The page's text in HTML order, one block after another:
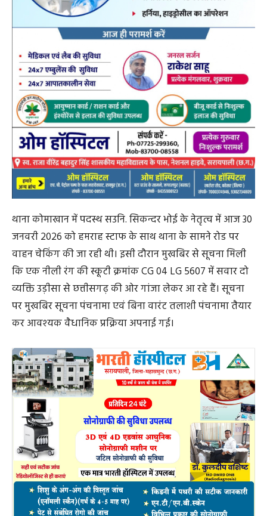
थाना कोमाखान में पदस्थ सउनि. सिकन्दर भोई के नेतृत्व में आज 30
जनवरी 2026 को हमराह स्टाफ के साथ थाना के सामने रोड पर
वाहन चेकिंग की जा रही थी। इसी दौरान मुखबिर से सूचना मिली
कि एक नीली रंग की स्कूटी क्रमांक CG 04 LG 5607 में सवार दो
व्यक्ति उड़ीसा से छत्तीसगढ़ की ओर गांजा लेकर आ रहे हैं। सूचना
पर मुखबिर सूचना पंचनामा एवं बिना वारंट तलाशी पंचनामा तैयार
कर आवश्यक वैधानिक प्रक्रिया अपनाई गई।